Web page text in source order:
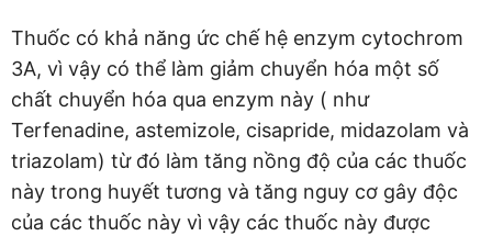
Thuốc có khả năng ức chế hệ enzym cytochrom
3A, vì vậy có thể làm giảm chuyển hóa một số
chất chuyển hóa qua enzym này ( như
Terfenadine, astemizole, cisapride, midazolam và
triazolam) từ đó làm tăng nồng độ của các thuốc
này trong huyết tương và tăng nguy cơ gây độc
của các thuốc này vì vậy các thuốc này được